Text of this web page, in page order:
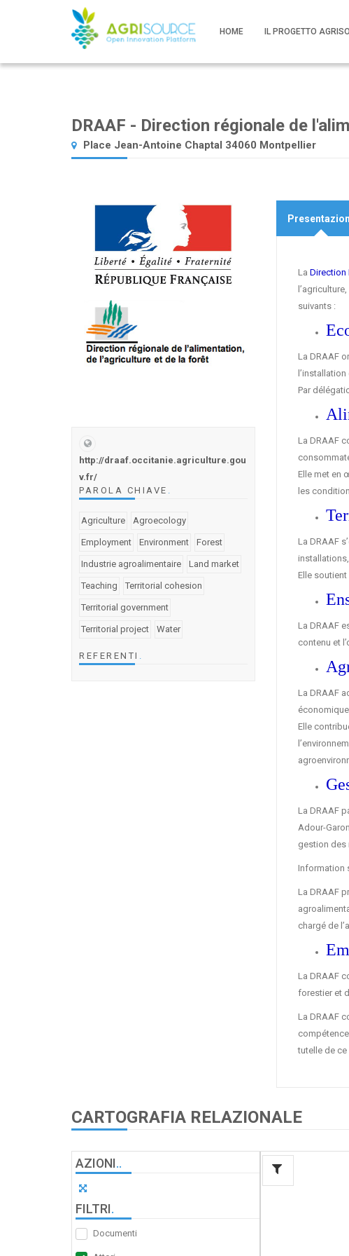
HOME IL PROGETTO
DRAAF - Direction régionale de
Place Jean-Antoine Chaptal 34060 Montpellier
http://draaf.occitanie.agriculture.gou
v.fr/
PAROLA CHIAVE
Agriculture Agroecology
Employment Environment Forest
Industrie agroalimentaire Land market
Teaching Territorial cohesion
Territorial government
Territorial project Water
REFERENTI
La Direction
suivants :
La DRAAF
Par
La DRAAF
Elle met en
les
La DRAAF
Elle
La DRAAF
contenu et
La DRAAF
Elle
La DRAAF
Adour-
gestion des
Information
La DRAAF
chargé de
La DRAAF
forestier et
La DRAAF
tutelle de ce
CARTOGRAFIA RELAZIONALE
AZIONI..
FILTRI.
Documenti